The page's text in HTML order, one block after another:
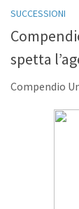
SUCCESSIONI
spetta
Compendio